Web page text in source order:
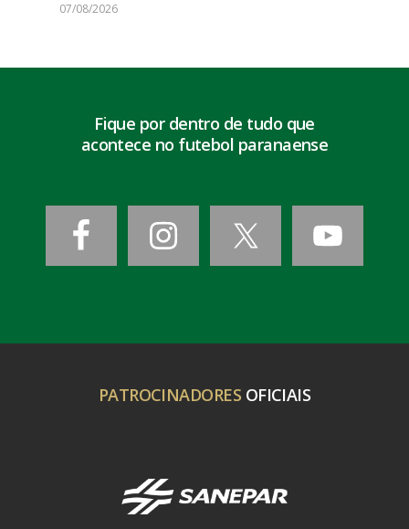
07/08/2026
Fique por dentro de tudo que
acontece no futebol paranaense
PATROCINADORES OFICIAIS